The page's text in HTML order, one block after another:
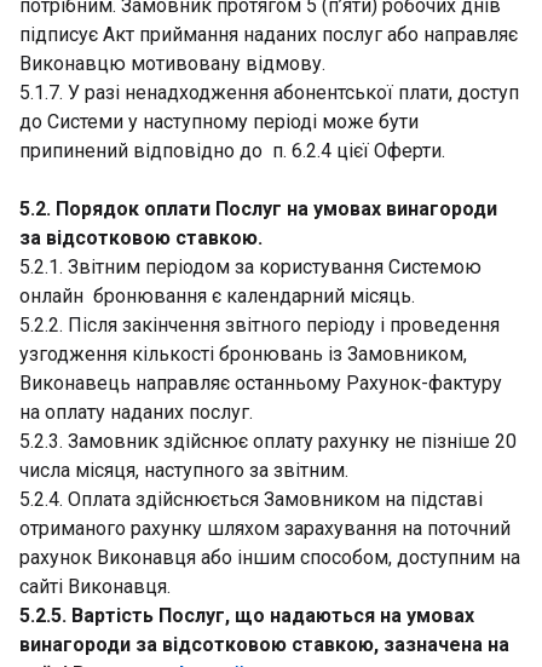
потрібним. Замовник протягом 5 (п’яти) робочих днів
підписує Акт приймання наданих послуг або направляє
Виконавцю мотивовану відмову.
5.1.7. У разі ненадходження абонентської плати, доступ
до Системи у наступному періоді може бути
припинений відповідно до п. 6.2.4 цієї Оферти.
5.2. Порядок оплати Послуг на умовах винагороди
за відсотковою ставкою.
5.2.1. Звітним періодом за користування Системою
онлайн бронювання є календарний місяць.
5.2.2. Після закінчення звітного періоду і проведення
узгодження кількості бронювань із Замовником,
Виконавець направляє останньому Рахунок-фактуру
на оплату наданих послуг.
5.2.3. Замовник здійснює оплату рахунку не пізніше 20
числа місяця, наступного за звітним.
5.2.4. Оплата здійснюється Замовником на підставі
отриманого рахунку шляхом зарахування на поточний
рахунок Виконавця або іншим способом, доступним на
сайті Виконавця.
5.2.5. Вартість Послуг, що надаються на умовах
винагороди за відсотковою ставкою, зазначена на